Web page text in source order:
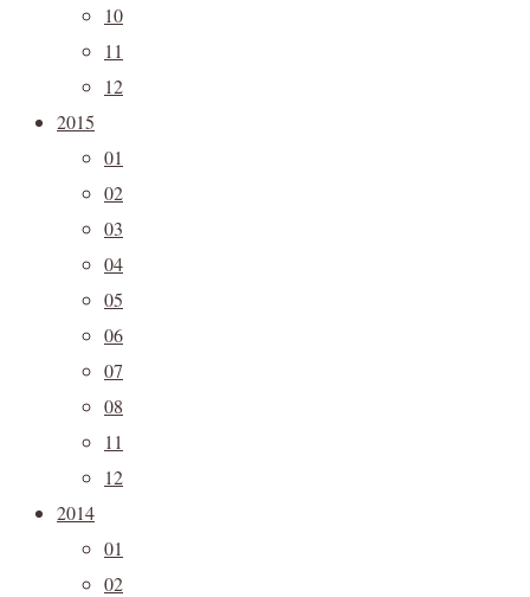
10
11
12
2015
01
02
03
04
05
06
07
08
11
12
2014
01
02